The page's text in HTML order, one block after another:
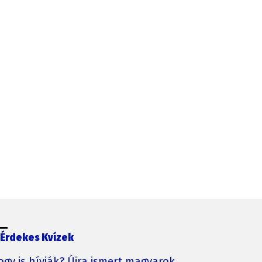
Érdekes Kvízek